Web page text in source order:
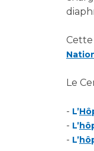
Les
Livret
Vos
Les
Le
- L’
- L’
- L’